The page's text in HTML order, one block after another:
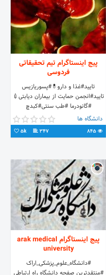
پیج اینستاگرام تیم تحقیقاتی
فردوسی
تایید#غذا و دارو💊#پسوریازیس
تایید#انجمن حمایت از بیماران دیابتی💉
#گانودرما #طب سنتی#کبدچ
09355151052 📲 🎓کارشناس و کد
مشاوره: 0100 خانم شهرام فر
دانشگاه ها
347
5k
پیج اینستاگرام arak medical
university
#دانشگاه_علوم_پزشکی_اراک
#منتقدترین صفحه دانشگاه راه ارتباطی